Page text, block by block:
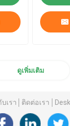
ดูเพิ่มเติม
บเรา ติดต่อเรา